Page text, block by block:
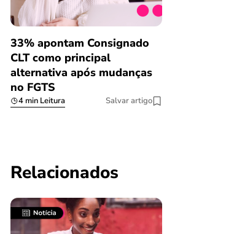
33% apontam Consignado
CLT como principal
alternativa após mudanças
no FGTS
4 min Leitura Salvar artigo
Relacionados